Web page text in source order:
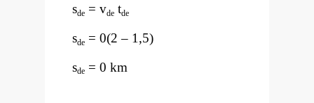
sde = vde tde
sde = 0(2 – 1,5)
sde = 0 km